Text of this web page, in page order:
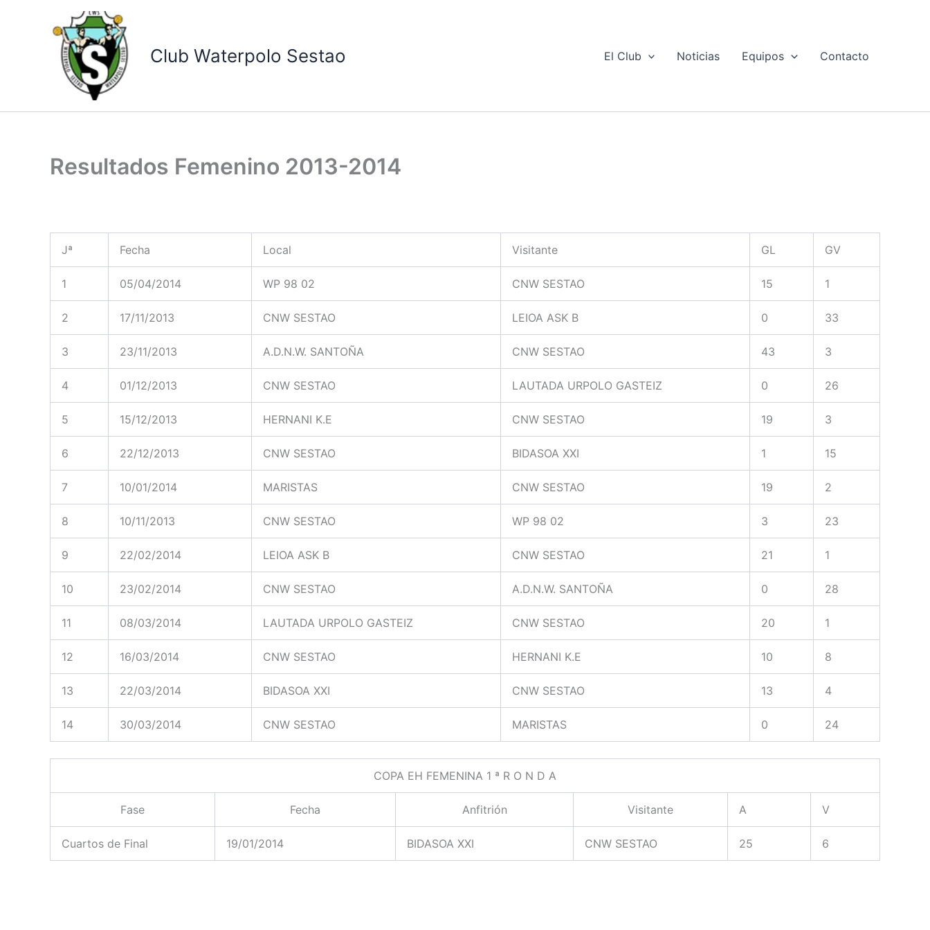
Club Waterpolo Sestao El Club Noticias Equipos Contacto
Resultados Femenino 2013-2014
Jª Fecha Local Visitante GL GV
1 05/04/2014 WP 98 02 CNW SESTAO 15 1
2 17/11/2013 CNW SESTAO LEIOA ASK B 0 33
3 23/11/2013 A.D.N.W. SANTOÑA CNW SESTAO 43 3
4 01/12/2013 CNW SESTAO LAUTADA URPOLO GASTEIZ 0 26
5 15/12/2013 HERNANI K.E CNW SESTAO 19 3
6 22/12/2013 CNW SESTAO BIDASOA XXI 1 15
7 10/01/2014 MARISTAS CNW SESTAO 19 2
8 10/11/2013 CNW SESTAO WP 98 02 3 23
9 22/02/2014 LEIOA ASK B CNW SESTAO 21 1
10 23/02/2014 CNW SESTAO A.D.N.W. SANTOÑA 0 28
11 08/03/2014 LAUTADA URPOLO GASTEIZ CNW SESTAO 20 1
12 16/03/2014 CNW SESTAO HERNANI K.E 10 8
13 22/03/2014 BIDASOA XXI CNW SESTAO 13 4
14 30/03/2014 CNW SESTAO MARISTAS 0 24
COPA EH FEMENINA 1 ª R O N D A
Fase Fecha Anfitrión Visitante A V
Cuartos de Final 19/01/2014 BIDASOA XXI CNW SESTAO 25 6